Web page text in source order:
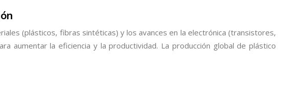
(plásticos, fibras sintéticas) y los avances en la electrónica (transistores,
aumentar la eficiencia y la productividad. La producción global de plástico